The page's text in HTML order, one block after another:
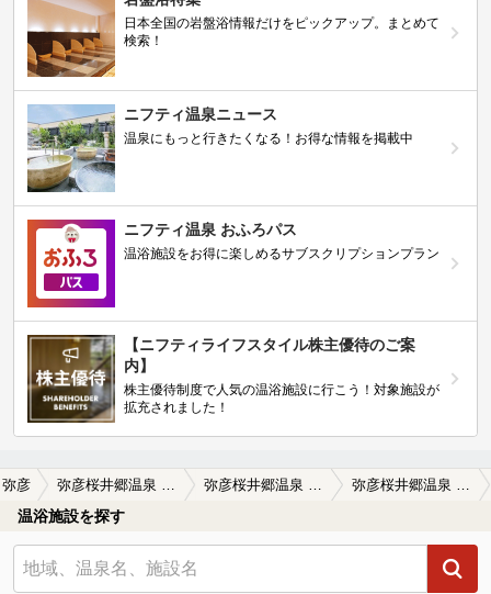
日本全国の岩盤浴情報だけをピックアップ。まとめて
検索！
ニフティ温泉ニュース
温泉にもっと行きたくなる！お得な情報を掲載中
ニフティ温泉 おふろパス
温浴施設をお得に楽しめるサブスクリプションプラン
【ニフティライフスタイル株主優待のご案
内】
株主優待制度で人気の温浴施設に行こう！対象施設が
拡充されました！
弥彦
温浴施設を探す